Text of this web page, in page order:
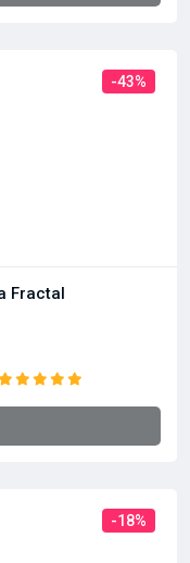
-43%
Fractal
-18%